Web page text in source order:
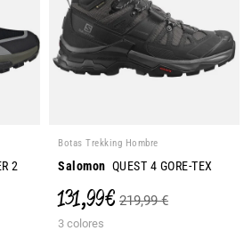
2
Botas Trekking Hombre
Salomon QUEST 4 GORE-TEX
131,99 € 219,99 €
3 colores